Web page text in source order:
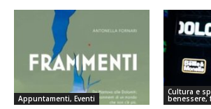
Appuntamenti, Eventi
Cultura e
benessere,